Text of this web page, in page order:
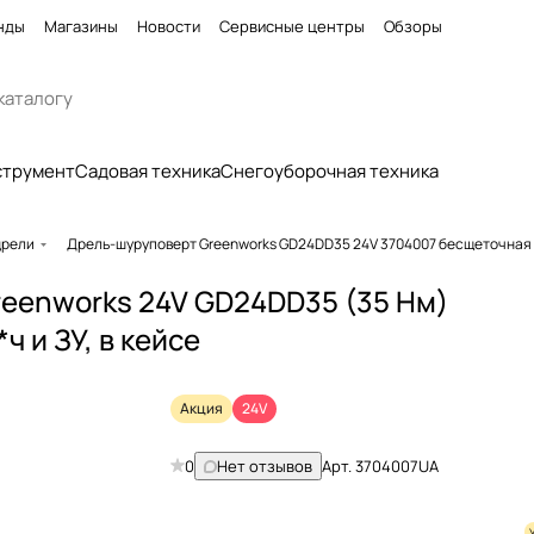
Магазины Новости Сервисные центры Обзоры
Садовая техникаСнегоуборочная техника
Дрель-шуруповерт Greenworks GD24DD35 24V 3704007
24V GD24DD35 (35 Нм)
и ЗУ, в кейсе
Акция 24V
0 Нет отзывов Арт.3704007UA